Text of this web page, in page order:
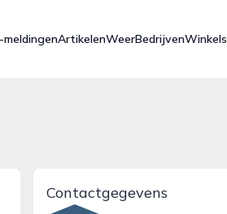
meldingenArtikelenWeerBedrijvenWinkels
Contactgegevens